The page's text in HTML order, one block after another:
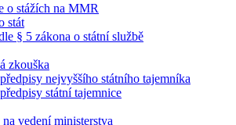
o stážích na MMR
stát
§ 5 zákona o státní službě
zkouška
nejvyššího státního tajemníka
státní tajemnice
vedení ministerstva